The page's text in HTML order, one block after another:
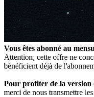
Vous êtes abonné au
Attention, cette offre ne
bénéficient déjà de
Pour profiter de la version
merci de nous transmettre